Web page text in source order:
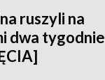
ruszyli na
dwa tygodnie